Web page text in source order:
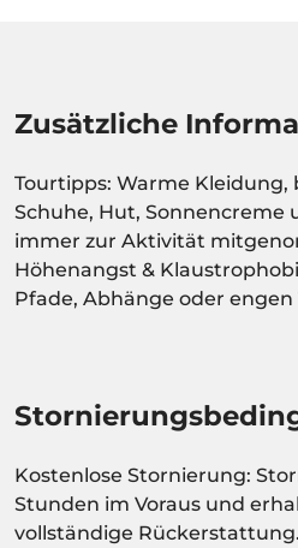
Zusätzliche
Tourtipps: Warme
Schuhe, Hut, Sonnencreme
immer zur Aktivität
Höhenangst &
Pfade, Abhänge oder engen
Kostenlose Stornierung:
Stunden im Voraus und
vollständige Rückerstattung.